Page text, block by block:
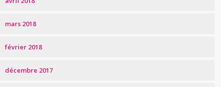
mars 2018
février 2018
décembre 2017